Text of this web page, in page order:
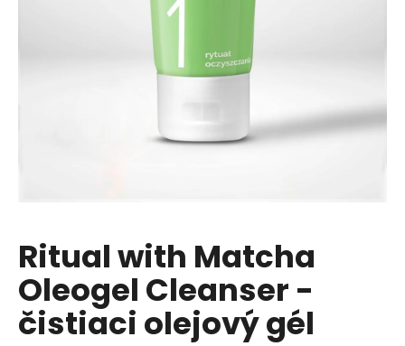
Ritual with Matcha
Oleogel Cleanser -
čistiaci olejový gél
O
d
p